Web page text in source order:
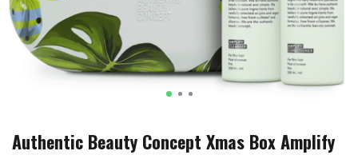
Authentic Beauty Concept Xmas Box Amplify